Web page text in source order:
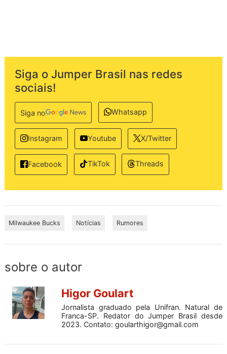
Siga o Jumper Brasil nas redes
sociais!
Siga no Whatsapp
Instagram Youtube X/Twitter
Facebook TikTok Threads
Milwaukee Bucks Notícias Rumores
sobre o autor
Higor Goulart
Jornalista graduado pela Unifran. Natural de
Franca-SP. Redator do Jumper Brasil desde
2023. Contato: goularthigor@gmail.com